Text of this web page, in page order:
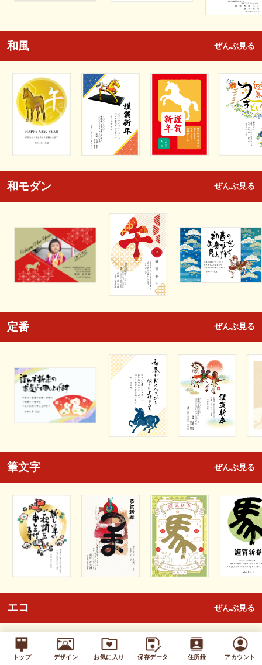
トップ デザイン お気に入り 保存データ 住所録 アカウント
和風 ぜんぶ見る
和モダン ぜんぶ見る
定番 ぜんぶ見る
筆文字 ぜんぶ見る
エコ ぜんぶ見る